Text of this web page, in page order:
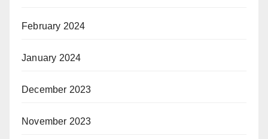
February 2024
January 2024
December 2023
November 2023